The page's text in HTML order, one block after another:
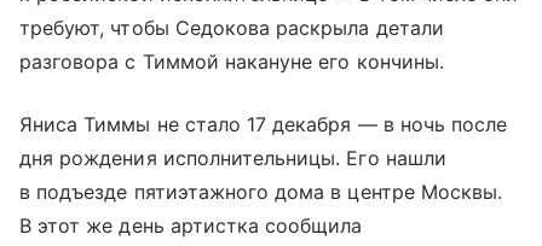
требуют, чтобы Седокова раскрыла детали
разговора с Тиммой накануне его кончины.
Яниса Тиммы не стало 17 декабря — в ночь после
дня рождения исполнительницы. Его нашли
в подъезде пятиэтажного дома в центре Москвы.
В этот же день артистка сообщила